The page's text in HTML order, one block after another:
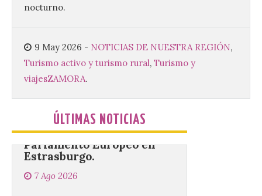
nocturno.
9 May 2026 - NOTICIAS DE NUESTRA REGIÓN,
Turismo activo y turismo rural, Turismo y
viajesZAMORA.
ÚLTIMAS NOTICIAS
cultura y un ambiente único. El
La decimoctava fotografía
de León de…viaje nos llega
desde la sede del
Parlamento Europeo en
Estrasburgo.
7 Ago 2026